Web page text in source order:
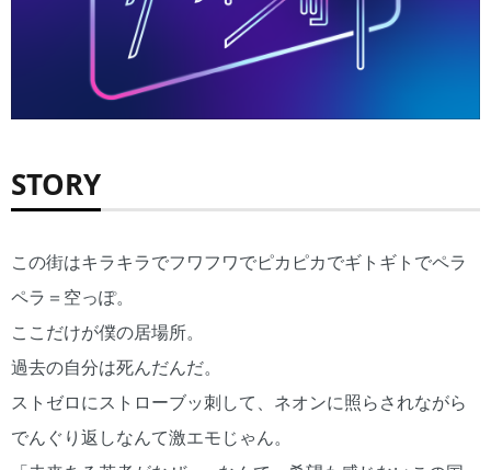
STORY
この街はキラキラでフワフワでピカピカでギトギトでペラ
ペラ＝空っぽ。
ここだけが僕の居場所。
過去の自分は死んだんだ。
ストゼロにストローブッ刺して、ネオンに照らされながら
でんぐり返しなんて激エモじゃん。